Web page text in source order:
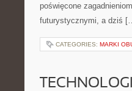
poświęcone
futurystycznymi, a dziś
CATEGORIES: MARKI